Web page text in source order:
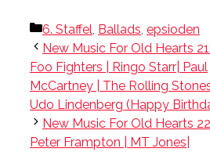
Kategorien
6. Staffel, Ballads, epsioden
New Music For Old Hearts 21:
Foo Fighters | Ringo Starr| Paul
McCartney | The Rolling Stones
Udo Lindenberg (Happy
New Music For Old Hearts
Peter Frampton | MT Jones|